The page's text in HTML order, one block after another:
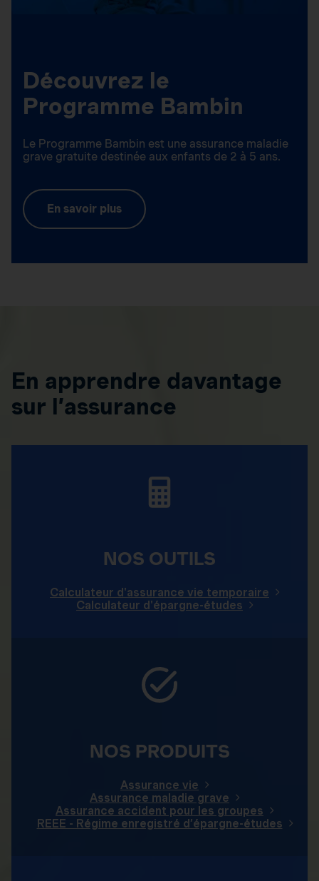
Découvrez le
Programme Bambin
Le Programme Bambin est une assurance maladie
grave gratuite destinée aux enfants de 2 à 5 ans.
En savoir plus
En apprendre davantage
sur l’assurance
NOS OUTILS
Calculateur d'assurance vie temporaire
Calculateur d'épargne-études
NOS PRODUITS
Assurance vie
Assurance maladie grave
Assurance accident pour les groupes
REEE - Régime enregistré d’épargne-études